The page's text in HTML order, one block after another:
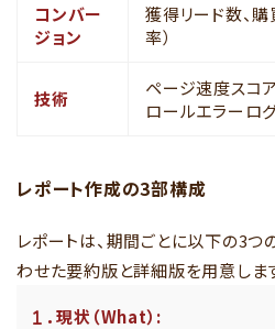
コンバー
ジョン
獲得リード数、
率）
技術
ページ速度スコ
ロールエラーロ
レポート作成の3部構成
レポートは、期間ごとに以下の3
わせた要約版と詳細版を用意しま
．現状（What）: